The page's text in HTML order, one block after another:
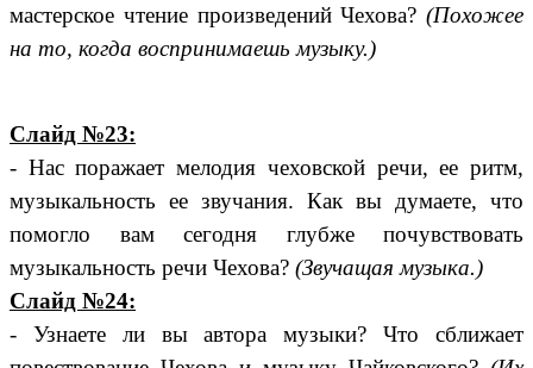
мастерское чтение произведений Чехова? (Похожее
на то, когда воспринимаешь музыку.)
Слайд №23:
- Нас поражает мелодия чеховской речи, ее ритм,
музыкальность ее звучания. Как вы думаете, что
помогло вам сегодня глубже почувствовать
музыкальность речи Чехова? (Звучащая музыка.)
Слайд №24:
- Узнаете ли вы автора музыки? Что сближает